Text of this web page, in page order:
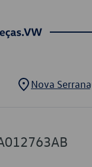
Nova Serrana